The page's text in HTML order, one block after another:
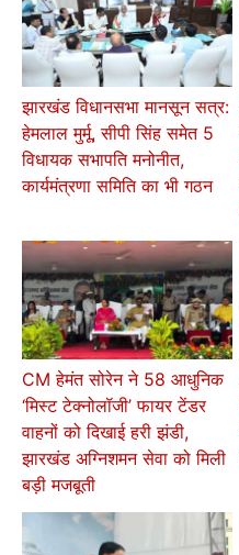
झारखंड विधानसभा मानसून सत्र:
हेमलाल मुर्मू, सीपी सिंह समेत 5
विधायक सभापति मनोनीत,
कार्यमंत्रणा समिति का भी गठन
CM हेमंत सोरेन ने 58 आधुनिक
‘मिस्ट टेक्नोलॉजी’ फायर टेंडर
वाहनों को दिखाई हरी झंडी,
झारखंड अग्निशमन सेवा को मिली
बड़ी मजबूती